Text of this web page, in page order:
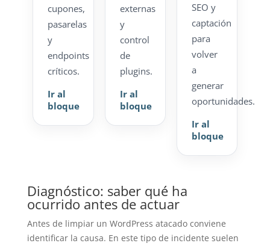
cupones,
pasarelas
y
endpoints
críticos.
Ir al
bloque
externas
y
control
de
plugins.
Ir al
bloque
SEO y
captación
para
volver
a
generar
oportunidades.
Ir al
bloque
Diagnóstico: saber qué ha
ocurrido antes de actuar
Antes de limpiar un WordPress atacado conviene
identificar la causa. En este tipo de incidente suelen